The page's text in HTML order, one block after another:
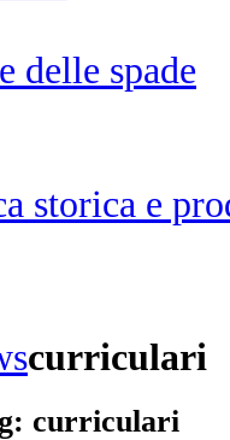
delle spade
storica e
curriculari
curriculari